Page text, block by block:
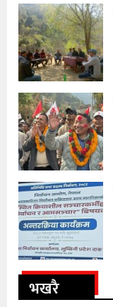
भखरै